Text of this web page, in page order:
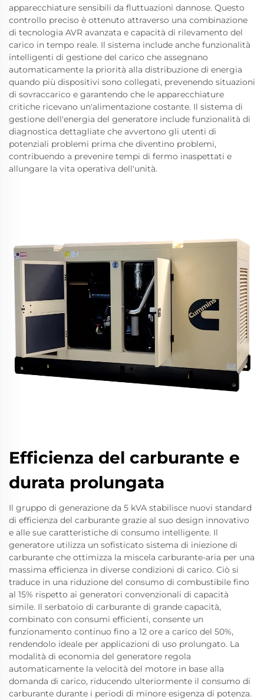
apparecchiature sensibili da fluttuazioni dannose. Questo
controllo preciso è ottenuto attraverso una combinazione
di tecnologia AVR avanzata e capacità di rilevamento del
carico in tempo reale. Il sistema include anche funzionalità
intelligenti di gestione del carico che assegnano
automaticamente la priorità alla distribuzione di energia
quando più dispositivi sono collegati, prevenendo situazioni
di sovraccarico e garantendo che le apparecchiature
critiche ricevano un'alimentazione costante. Il sistema di
gestione dell'energia del generatore include funzionalità di
diagnostica dettagliate che avvertono gli utenti di
potenziali problemi prima che diventino problemi,
contribuendo a prevenire tempi di fermo inaspettati e
allungare la vita operativa dell'unità.
Efficienza del carburante e
durata prolungata
Il gruppo di generazione da 5 kVA stabilisce nuovi standard
di efficienza del carburante grazie al suo design innovativo
e alle sue caratteristiche di consumo intelligente. Il
generatore utilizza un sofisticato sistema di iniezione di
carburante che ottimizza la miscela carburante-aria per una
massima efficienza in diverse condizioni di carico. Ciò si
traduce in una riduzione del consumo di combustibile fino
al 15% rispetto ai generatori convenzionali di capacità
simile. Il serbatoio di carburante di grande capacità,
combinato con consumi efficienti, consente un
funzionamento continuo fino a 12 ore a carico del 50%,
rendendolo ideale per applicazioni di uso prolungato. La
modalità di economia del generatore regola
automaticamente la velocità del motore in base alla
domanda di carico, riducendo ulteriormente il consumo di
carburante durante i periodi di minore esigenza di potenza.